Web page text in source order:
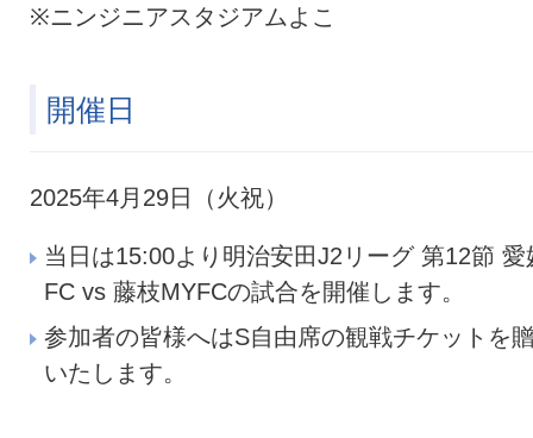
※ニンジニアスタジアムよこ
開催日
2025年4月29日（火祝）
当日は15:00より明治安田J2リーグ 第12節 愛
FC vs 藤枝MYFCの試合を開催します。
参加者の皆様へはS自由席の観戦チケットを
いたします。